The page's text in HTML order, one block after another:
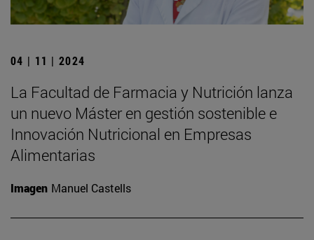
04 | 11 | 2024
La Facultad de Farmacia y Nutrición lanza
un nuevo Máster en gestión sostenible e
Innovación Nutricional en Empresas
Alimentarias
Imagen Manuel Castells